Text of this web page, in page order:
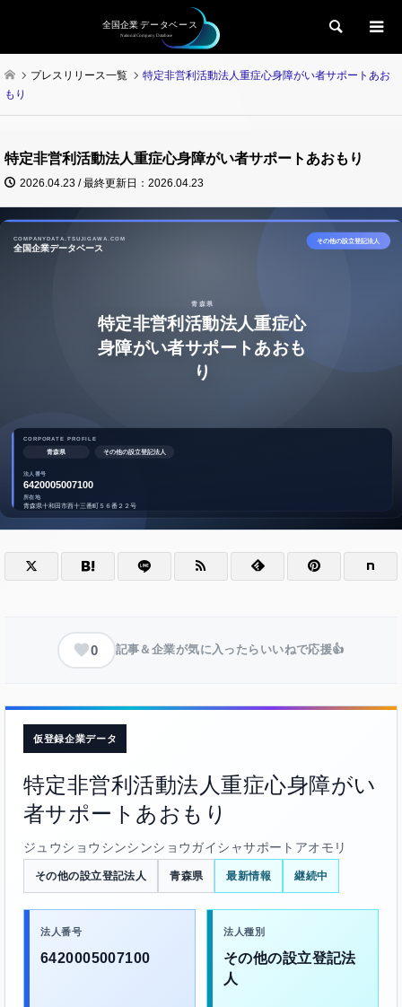
検索
プレスリリース一覧
特定非営利活動法人重症心身障がい者サポートあお
もり
特定非営利活動法人重症心身障がい者サポートあおもり
2026.04.23 / 最終更新日：2026.04.23
0 記事＆企業が気に入ったらいいねで応援👍
仮登録企業データ
特定非営利活動法人重症心身障がい
者サポートあおもり
ジュウショウシンシンショウガイシャサポートアオモリ
その他の設立登記法人 青森県 最新情報 継続中
法人番号
6420005007100
法人種別
その他の設立登記法
人